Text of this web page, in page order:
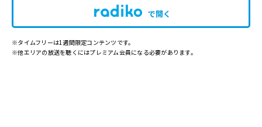
で開く
※タイムフリーは1週間限定コンテンツです。
※他エリアの放送を聴くにはプレミアム会員になる必要があります。